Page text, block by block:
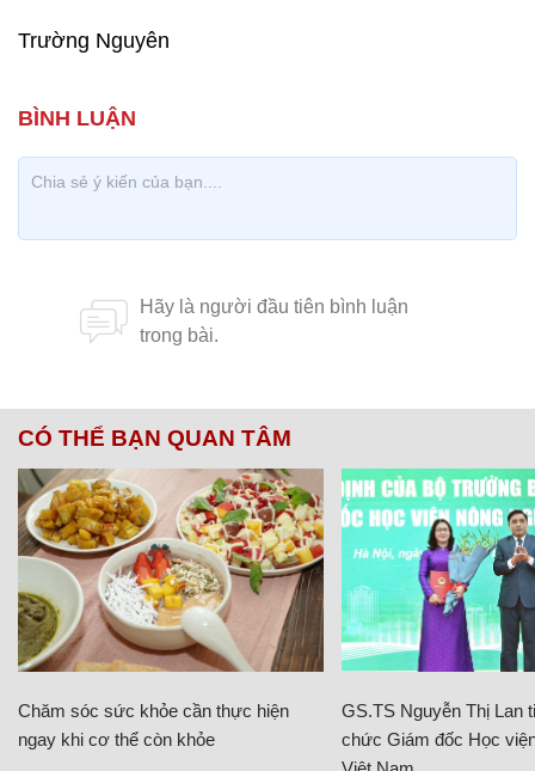
Trường Nguyên
CÓ THỂ BẠN QUAN TÂM
Chăm sóc sức khỏe cần thực hiện
ngay khi cơ thể còn khỏe
GS.TS Nguyễn Thị Lan
chức Giám đốc Học